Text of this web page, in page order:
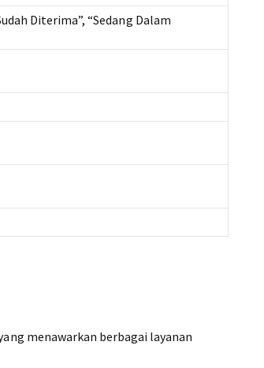
Diterima”, “Sedang Dalam
menawarkan berbagai layanan